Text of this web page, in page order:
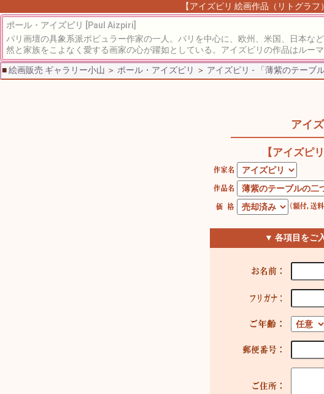
【アイズピリ 絵画作品（リトグラ
ポール・アイズピリ [Paul Aizpiri]
パリ画壇の具象系派ポピュラー作家の一人。パリを中心に、欧州、米国、日本
然と家族をこよなく愛する画家の心が躍如としている。アイズピリの作品はルー
■絵画販売 ギャラリー小山 ＞ ポール・アイズピリ ＞ アイズピリ - 「薄紫のテーブ
アイ
【アイズピリ
▼ 各項目をご